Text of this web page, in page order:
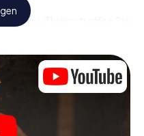
Thierry treffen Sie
ein waschechter
zum Code-Knacker?
Thierry ist für jeden
Krimi-Schatzsuche durch